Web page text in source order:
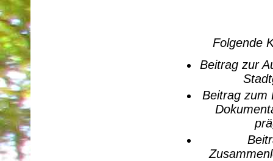
Folgende
Beitrag zur
Beitrag zum